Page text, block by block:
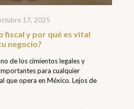
17, 2025
fiscal y por qué es vital
negocio?
de los cimientos legales y
para cualquier
que opera en México. Lejos de